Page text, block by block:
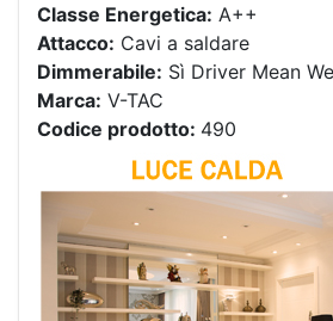
Classe Energetica: A++
Attacco: Cavi a saldare
Dimmerabile: Sì Driver Mean
Marca: V-TAC
Codice prodotto: 490